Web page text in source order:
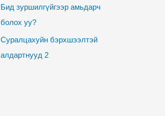
Бид зуршилгүйгээр амьдарч
болох уу?
Суралцахуйн бэрхшээлтэй
алдартнууд 2